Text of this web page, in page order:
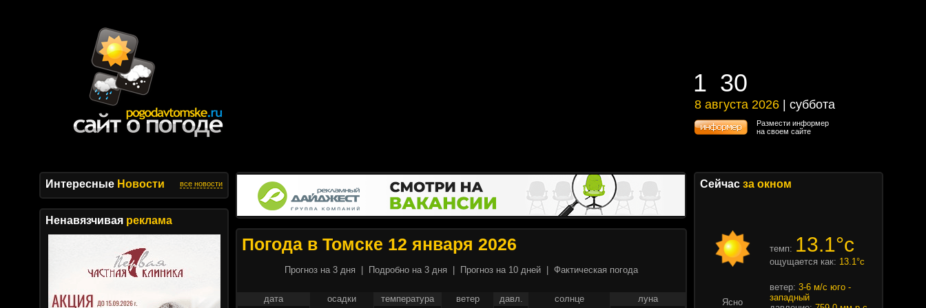
1 30
1 30
8 августа 2026 | суббота
8 августа 2026 | суббота
Размести информер
на своем сайте
Интересные Новости все новости
Ненавязчивая реклама
Погода в Томске 12 января 2026
Прогноз на 3 дня Подробно на 3 дня Прогноз на 10 дней Фактическая погода
дата осадки температура ветер давл. солнце луна
Сейчас за окном
темп: 13.1°c
ощущается как: 13.1°c
Ясно
ветер: 3-6 м/с юго -
западный